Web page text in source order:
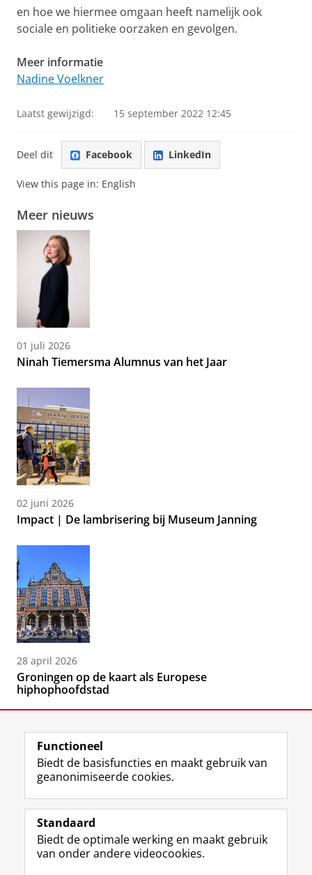
en hoe we hiermee omgaan heeft namelijk ook
sociale en politieke oorzaken en gevolgen.
Meer informatie
Nadine Voelkner
Laatst gewijzigd: 15 september 2022 12:45
Deel dit Facebook LinkedIn
View this page in: English
Meer nieuws
01 juli 2026
Ninah Tiemersma Alumnus van het Jaar
02 juni 2026
Impact | De lambrisering bij Museum Janning
28 april 2026
Groningen op de kaart als Europese
hiphophoofdstad
Volg de RUG
F
a
e
b
L
i
k
e
R
S
-
f
I
n
t
Y
o
T
Studiekiezers
Functioneel
Biedt de basisfuncties en maakt gebruik van
geanonimiseerde cookies.
Standaard
Biedt de optimale werking en maakt gebruik
van onder andere videocookies.